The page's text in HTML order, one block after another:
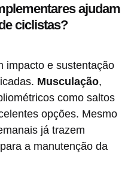
ajudam
ciclistas?
impacto e sustentação
Musculação,
como saltos
opções. Mesmo
já trazem
a manutenção da